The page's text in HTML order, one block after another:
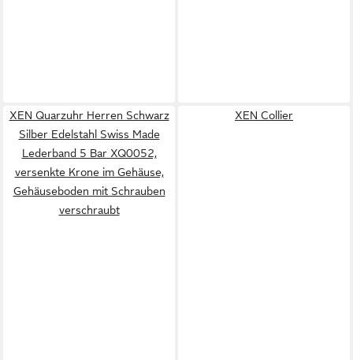
XEN Quarzuhr Herren Schwarz
Silber Edelstahl Swiss Made
Lederband 5 Bar XQ0052,
versenkte Krone im Gehäuse,
Gehäuseboden mit Schrauben
verschraubt
XEN Collier